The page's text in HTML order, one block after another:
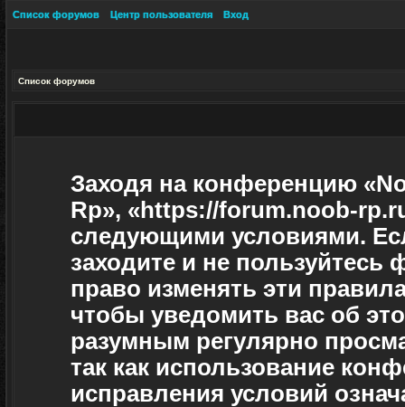
Список форумов Центр пользователя Вход
Список форумов
Заходя на конференцию
Rp», «https://forum.noob-
следующими условиями.
заходите и не
право изменять эти
чтобы уведомить вас об
разумным регулярно
так как использование
исправления условий